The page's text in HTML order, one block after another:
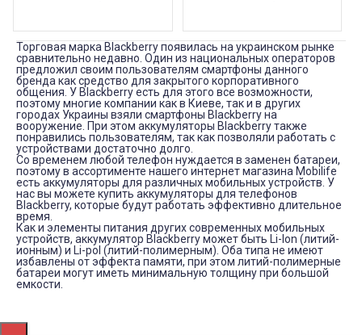
Торговая марка Blackberry появилась на украинском рынке
сравнительно недавно. Один из национальных операторов
предложил своим пользователям смартфоны данного
бренда как средство для закрытого корпоративного
общения. У Blackberry есть для этого все возможности,
поэтому многие компании как в Киеве, так и в других
городах Украины взяли смартфоны Blackberry на
вооружение. При этом аккумуляторы Blackberry также
понравились пользователям, так как позволяли работать с
устройствами достаточно долго.
Со временем любой телефон нуждается в заменен батареи,
поэтому в ассортименте нашего интернет магазина Mobilife
есть аккумуляторы для различных мобильных устройств. У
нас вы можете купить аккумуляторы для телефонов
Blackberry, которые будут работать эффективно длительное
время.
Как и элементы питания других современных мобильных
устройств, аккумулятор Blackberry может быть Li-Ion (литий-
ионным) и Li-pol (литий-полимерным). Оба типа не имеют
избавлены от эффекта памяти, при этом литий-полимерные
батареи могут иметь минимальную толщину при большой
емкости.